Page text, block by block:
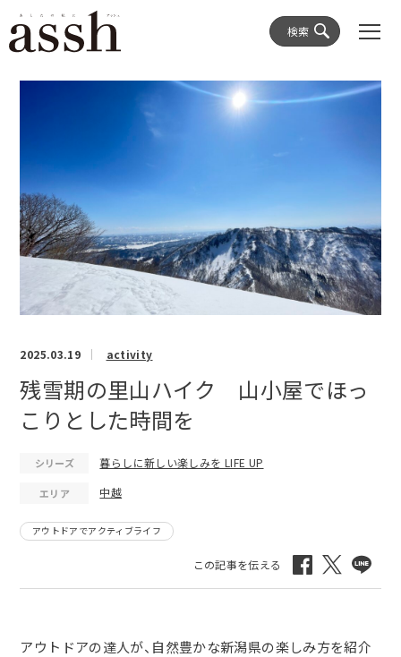
検索
2025.03.19 activity
残雪期の里山ハイク 山小屋でほっ
こりとした時間を
シリーズ 暮らしに新しい楽しみを LIFE UP
エリア 中越
アウトドアでアクティブライフ
アウトドアの達人が、自然豊かな新潟県の楽しみ方を紹介